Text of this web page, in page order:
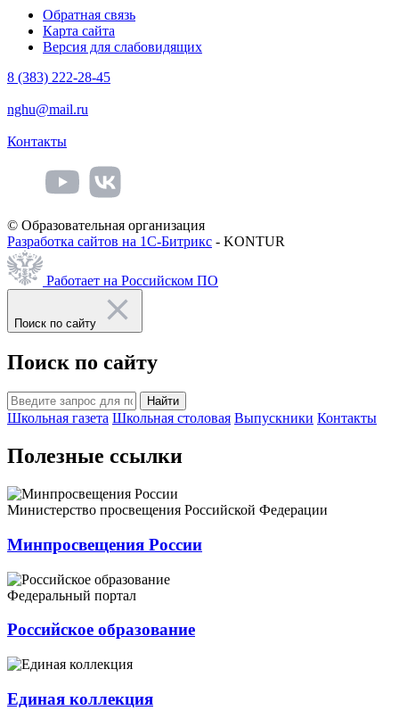
Обратная связь
Карта сайта
Версия для слабовидящих
8 (383) 222-28-45
nghu@mail.ru
Контакты
© Образовательная организация
Разработка сайтов на 1С-Битрикс - KONTUR
Работает на Российском ПО
Поиск по сайту
Поиск по сайту
Найти
Школьная газета Школьная столовая Выпускники Контакты
Полезные ссылки
Министерство просвещения Российской Федерации
Минпросвещения России
Федеральный портал
Российское образование
Единая коллекция